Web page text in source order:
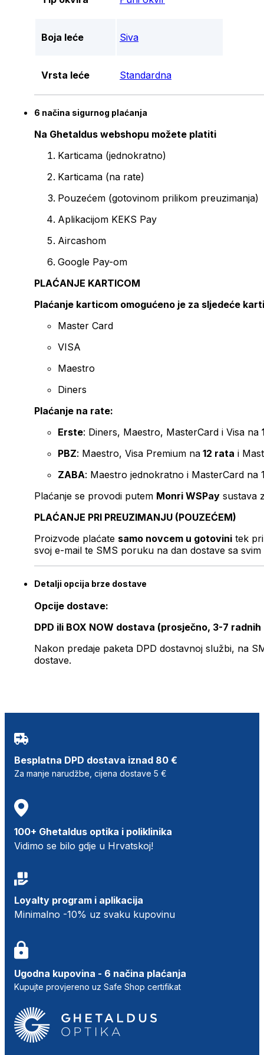
Boja leće Siva
Vrsta leće Standardna
6 načina sigurnog plaćanja
Na Ghetaldus webshopu možete platiti
Karticama (jednokratno)
Karticama (na rate)
Pouzećem (gotovinom prilikom preuzimanja)
Aplikacijom KEKS Pay
Aircashom
Google Pay-om
PLAĆANJE KARTICOM
Plaćanje karticom omogućeno je za sljedeće
Master Card
VISA
Maestro
Diners
Plaćanje na rate:
Erste: Diners, Maestro, MasterCard i Visa na
PBZ: Maestro, Visa Premium na 12 rata i
ZABA: Maestro jednokratno i MasterCard na
Plaćanje se provodi putem Monri WSPay sustava
PLAĆANJE PRI PREUZIMANJU (POUZEĆEM)
Proizvode plaćate samo novcem u gotovini tek
svoj e-mail te SMS poruku na dan dostave sa svim
Detalji opcija brze dostave
Opcije dostave:
DPD ili BOX NOW dostava (prosječno, 3-7 radnih
Nakon predaje paketa DPD dostavnoj službi, na
dostave.
Besplatna DPD dostava iznad 80 €
Za manje narudžbe, cijena dostave 5 €
100+ Ghetaldus optika i poliklinika
Vidimo se bilo gdje u Hrvatskoj!
Loyalty program i aplikacija
Minimalno -10% uz svaku kupovinu
Ugodna kupovina - 6 načina plaćanja
Kupujte provjereno uz Safe Shop certifikat